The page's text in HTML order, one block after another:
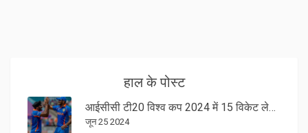
हाल के पोस्ट
आईसीसी टी20 विश्व कप 2024 में 15 विकेट लेकर अर्शदीप सिंह ने जसप्रीत बुमराह को श्रेय दिया
जून 25 2024